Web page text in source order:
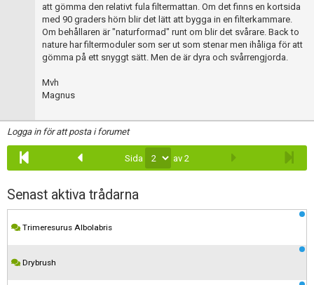
att gömma den relativt fula filtermattan. Om det finns en kortsida
med 90 graders hörn blir det lätt att bygga in en filterkammare.
Om behållaren är "naturformad" runt om blir det svårare. Back to
nature har filtermoduler som ser ut som stenar men ihåliga för att
gömma på ett snyggt sätt. Men de är dyra och svårrengjorda.
Mvh
Magnus
Logga in för att posta i forumet
Sida av 2
Senast aktiva trådarna
Trimeresurus Albolabris
Drybrush
Skapa konto